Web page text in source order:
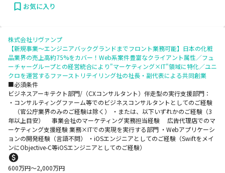
お気に入り
株式会社リヴァンプ
【新規事業～エンジニアバックグランドまでフロント業務可能】日本の化粧
品業界の売上高約75%をカバー！Web系案件豊富なクライアント属性／フュ
ーチャーグループとの経営統合により"マーケティング×IT"領域に特化／ユニ
クロを運営するファーストリテイリング社の社長・副代表による共同創業
■必須条件
ビジネスアーキテクト部門/（CXコンサルタント）伴走型の実行支援部門：
・コンサルティングファーム等でのビジネスコンサルタントとしてのご経験
（官公庁業界のみのご経験は除く） ・または、以下いずれかのご経験（3
年以上目安） 事業会社のマーケティング実務担当経験 広告代理店でのマ
ーケティング支援経験 業務×ITでの実現を実行する部門 ・Webアプリケーシ
ョンの開発経験（言語不問） ・iOSエンジニアとしてのご経験（Swiftをメイ
ンにObjective-C等iOSエンジニアとしてのご経験）
600万円〜2,000万円